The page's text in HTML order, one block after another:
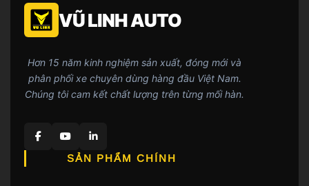
VŨ LINH AUTO
Hơn 15 năm kinh nghiệm sản xuất, đóng mới và
phân phối xe chuyên dùng hàng đầu Việt Nam.
Chúng tôi cam kết chất lượng trên từng mối hàn.
SẢN PHẨM CHÍNH